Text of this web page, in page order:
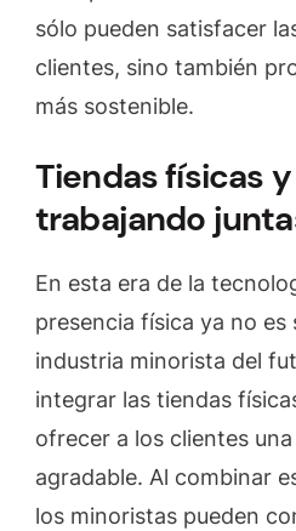
sólo pueden satisfacer
clientes, sino también
más sostenible.
Tiendas físicas
trabajando
En esta era de la
presencia física ya no es
industria minorista del
integrar las tiendas
ofrecer a los clientes
agradable. Al combinar
los minoristas pueden